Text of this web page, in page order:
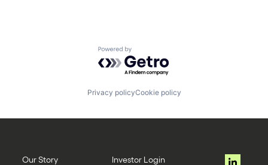
Powered by Getro.com
Privacy policyCookie policy
Our Story Investor Login